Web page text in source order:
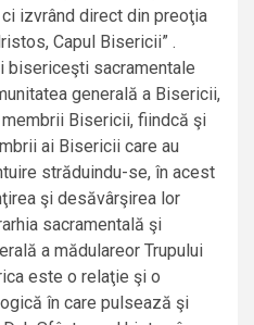
izvrând direct din preoţia
Capul Bisericii” .
bisericeşti sacramentale
generală a Bisericii,
Bisericii, fiindcă şi
ai Bisericii care au
străduindu-se, în acest
şi desăvârşirea lor
sacramentală şi
a mădulareor Trupului
este o relaţie şi o
în care pulsează şi